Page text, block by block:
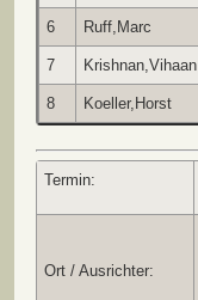
6 Ruff,Marc
7 Krishnan,Vihaan
8 Koeller,Horst
Termin:
Ort / Ausrichter: